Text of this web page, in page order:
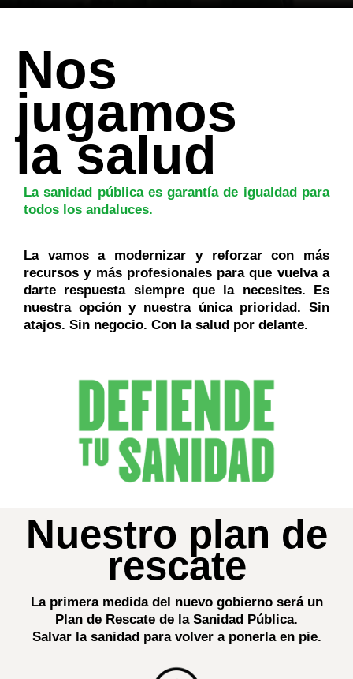
Nos
jugamos
la salud
La sanidad pública es garantía de igualdad para
todos los andaluces.
La vamos a modernizar y reforzar con más
recursos y más profesionales para que vuelva a
darte respuesta siempre que la necesites. Es
nuestra opción y nuestra única prioridad. Sin
atajos. Sin negocio. Con la salud por delante.
Nuestro plan de
rescate
La primera medida del nuevo gobierno será un
Plan de Rescate de la Sanidad Pública.
Salvar la sanidad para volver a ponerla en pie.